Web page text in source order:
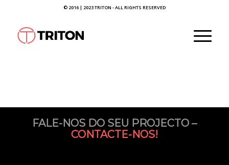
© 2016 | 2023 TRITON - ALL RIGHTS RESERVED
FALE-NOS DO SEU PROJECTO –
CONTACTE-NOS!